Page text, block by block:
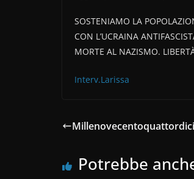
SOSTENIAMO LA
CON L’UCRAINA
MORTE AL NAZISMO.
Interv.Larissa
Potrebbe